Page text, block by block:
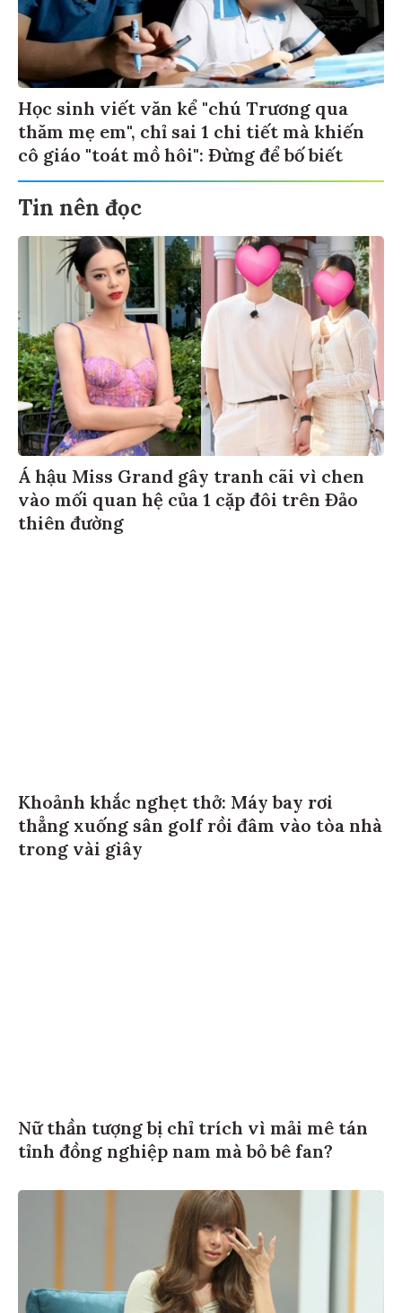
Học sinh viết văn kể "chú Trương qua
thăm mẹ em", chỉ sai 1 chi tiết mà khiến
cô giáo "toát mồ hôi": Đừng để bố biết
Tin nên đọc
Á hậu Miss Grand gây tranh cãi vì chen
vào mối quan hệ của 1 cặp đôi trên Đảo
thiên đường
Khoảnh khắc nghẹt thở: Máy bay rơi
thẳng xuống sân golf rồi đâm vào tòa nhà
trong vài giây
Nữ thần tượng bị chỉ trích vì mải mê tán
tỉnh đồng nghiệp nam mà bỏ bê fan?